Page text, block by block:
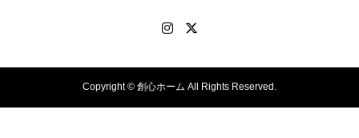
Copyright © 創心ホーム All Rights Reserved.